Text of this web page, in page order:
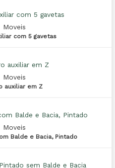
Moveis
com 5 gavetas
Moveis
auxiliar em Z
Moveis
Balde e Bacia, Pintado